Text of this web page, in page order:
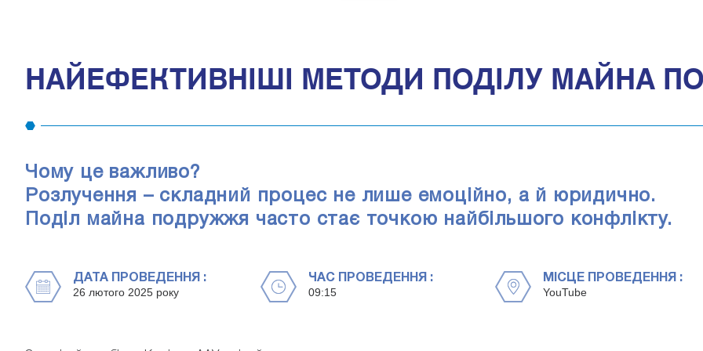
НАЙЕФЕКТИВНІШІ МЕТОДИ ПОДІЛУ МАЙНА
Чому це важливо?
Розлучення – складний процес не лише емоційно, а й юридично.
Поділ майна подружжя часто стає точкою найбільшого конфлікту.
ДАТА ПРОВЕДЕННЯ :
26 лютого 2025 року
ЧАС ПРОВЕДЕННЯ :
09:15
МІСЦЕ ПРОВЕДЕННЯ :
YouTube